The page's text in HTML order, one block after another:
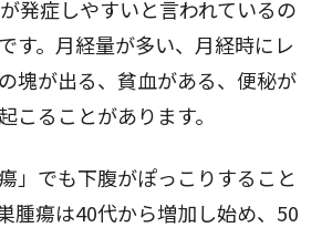
発症しやすいと言われているの
す。月経量が多い、月経時にレ
塊が出る、貧血がある、便秘が
こることがあります。
」でも下腹がぽっこりすること
腫瘍は40代から増加し始め、50